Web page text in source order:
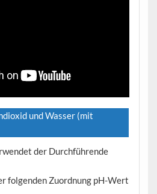
und Wasser (mit
der Durchführende
folgenden Zuordnung pH-Wert